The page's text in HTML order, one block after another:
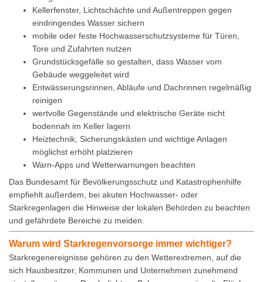
Kellerfenster, Lichtschächte und Außentreppen gegen
eindringendes Wasser sichern
mobile oder feste Hochwasserschutzsysteme für Türen,
Tore und Zufahrten nutzen
Grundstücksgefälle so gestalten, dass Wasser vom
Gebäude weggeleitet wird
Entwässerungsrinnen, Abläufe und Dachrinnen regelmäßig
reinigen
wertvolle Gegenstände und elektrische Geräte nicht
bodennah im Keller lagern
Heiztechnik, Sicherungskästen und wichtige Anlagen
möglichst erhöht platzieren
Warn-Apps und Wetterwarnungen beachten
Das Bundesamt für Bevölkerungsschutz und Katastrophenhilfe
empfiehlt außerdem, bei akuten Hochwasser- oder
Starkregenlagen die Hinweise der lokalen Behörden zu beachten
und gefährdete Bereiche zu meiden.
Warum wird Starkregenvorsorge immer wichtiger?
Starkregenereignisse gehören zu den Wetterextremen, auf die
sich Hausbesitzer, Kommunen und Unternehmen zunehmend